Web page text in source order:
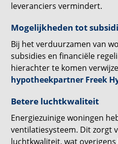
leveranciers vermindert.
Mogelijkheden tot
Bij het verduurzamen van
subsidies en financiële
hierachter te komen
hypotheekpartner Freek
Betere luchtkwaliteit
Energiezuinige woningen
ventilatiesysteem. Dit zorgt
luchtkwaliteit, wat